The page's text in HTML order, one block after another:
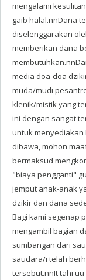
mengalami
gaib halal.nnDana
diselenggarakan
memberikan dana
media doa-doa
muda/mudi
klenik/mistik yang
ini dengan sangat
untuk menyediakan
dibawa, mohon
bermaksud
"biaya pengganti"
jemput anak-anak
dzikir dan dana
Bagi kami segenap
mengambil bagian
sumbangan dari
saudara/i telah
tersebut.nnIt